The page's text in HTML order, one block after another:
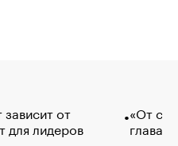
от
для лидеров
«От
глава